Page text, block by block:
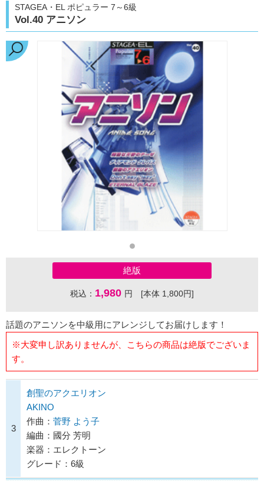
STAGEA・EL ポピュラー 7～6級
Vol.40 アニソン
絶版
税込： 1,980 円 [本体 1,800円]
話題のアニソンを中級用にアレンジしてお届けします！
※大変申し訳ありませんが、こちらの商品は絶版でございま
す。
3
創聖のアクエリオン
AKINO
作曲： 菅野 よう子
編曲：國分 芳明
楽器：エレクトーン
グレード：6級